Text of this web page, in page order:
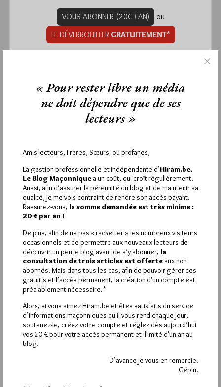
VOUS ABONNER (20€ / AN)
ou
LE DÉVERROUILLER GRATUITEMENT*
gratuitement.
Aucun commentaire
Étiquettes :Manuel Picaud
réservée aux abonnés.
Si vous souhaitez rédiger des
commentaires, vous devez :
Déjà inscrit(e) ?
« Pour rester libre un média
ne doit dépendre que de ses
lecteurs »
Amis lecteurs, Frères, Sœurs, ou profanes,
La gestion professionnelle et indépendante d’Hiram.be,
Le Blog Maçonnique a un coût, qui croît régulièrement.
Aussi, afin d’assurer la pérennité du blog et de maintenir sa
qualité, je me vois contraint de rendre son accès payant.
Rassurez-vous, la somme demandée est très minime :
20 € par an !
De plus, afin de ne pas « racketter » les nombreux visiteurs
occasionnels et de permettre aux nouveaux lecteurs de
découvrir un peu le blog avant de s’y abonner, la
consultation de trois articles est offerte aux non
abonnés. Mais dans tous les cas, afin de pouvoir gérer ces
gratuits et l’accès permanent, la création d'un compte est
préalablement nécessaire.*
Alors, si vous aimez Hiram.be et êtes satisfaits du service
d’informations maçonniques qu'il vous rend chaque jour,
soutenez-le, créez votre compte et réglez dès aujourd’hui
vos 20 € pour votre accès permanent et illimité d'un an au
blog.
D’avance je vous en remercie.
Géplu.